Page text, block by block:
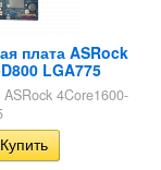
плата ASRock
LGA775
ASRock 4Core1600-